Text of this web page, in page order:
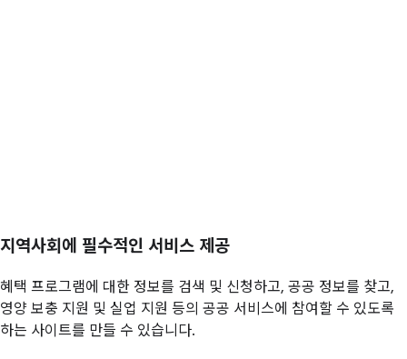
지역사회에 필수적인 서비스 제공
혜택 프로그램에 대한 정보를 검색 및 신청하고, 공공 정보를 찾고,
영양 보충 지원 및 실업 지원 등의 공공 서비스에 참여할 수 있도록
하는 사이트를 만들 수 있습니다.